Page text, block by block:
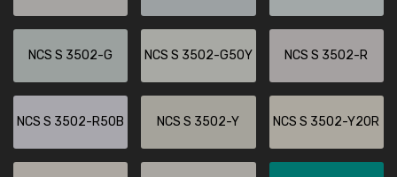
NCS S 3502-G NCS S 3502-G50Y NCS S 3502-R
NCS S 3502-R50B NCS S 3502-Y NCS S 3502-Y20R